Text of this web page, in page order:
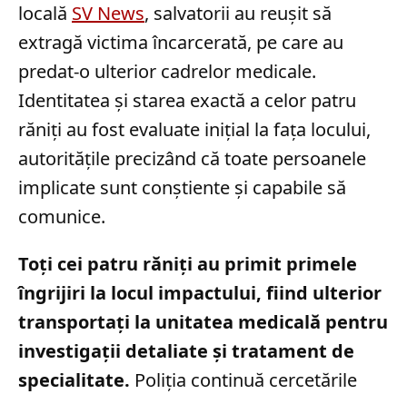
locală SV News, salvatorii au reușit să
extragă victima încarcerată, pe care au
predat-o ulterior cadrelor medicale.
Identitatea și starea exactă a celor patru
răniți au fost evaluate inițial la fața locului,
autoritățile precizând că toate persoanele
implicate sunt conștiente și capabile să
comunice.
Toți cei patru răniți au primit primele
îngrijiri la locul impactului, fiind ulterior
transportați la unitatea medicală pentru
investigații detaliate și tratament de
specialitate. Poliția continuă cercetările